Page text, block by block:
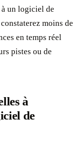
un logiciel de
moins de
en temps réel
pistes ou de
à
de